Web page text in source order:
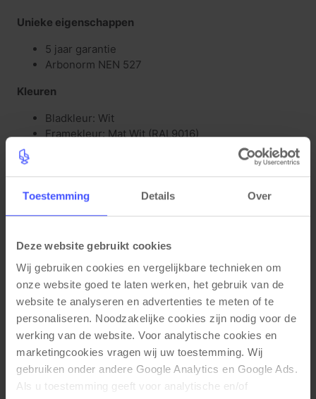
Toestemming Details Over
Deze website gebruikt cookies
Wij gebruiken cookies en vergelijkbare technieken om
onze website goed te laten werken, het gebruik van de
website te analyseren en advertenties te meten of te
personaliseren. Noodzakelijke cookies zijn nodig voor de
werking van de website. Voor analytische cookies en
marketingcookies vragen wij uw toestemming. Wij
gebruiken onder andere Google Analytics en Google Ads.
Als u toestemming geeft voor analytische en/of
Unieke eigenschappen
5 jaar garantie
Arbonorm NEN 527
Kleuren
Bladkleur: Wit
Framekleur: Mat Wit (RAL9016)
Materiaal eigenschappen
voor harde en zachte vloeren
4 stevige remmen
Blad 25mm krasbestendig en waterafstotend
bureaublad met 2mm PVC stootrand
Mat gecoat krasbestendig frame
Functionele eigenschappen
Koppelbaar doormiddel van een bladverbinding
set
Press-and-pull systeem om het blad eenvoudig in
en uit te kunnen klappen